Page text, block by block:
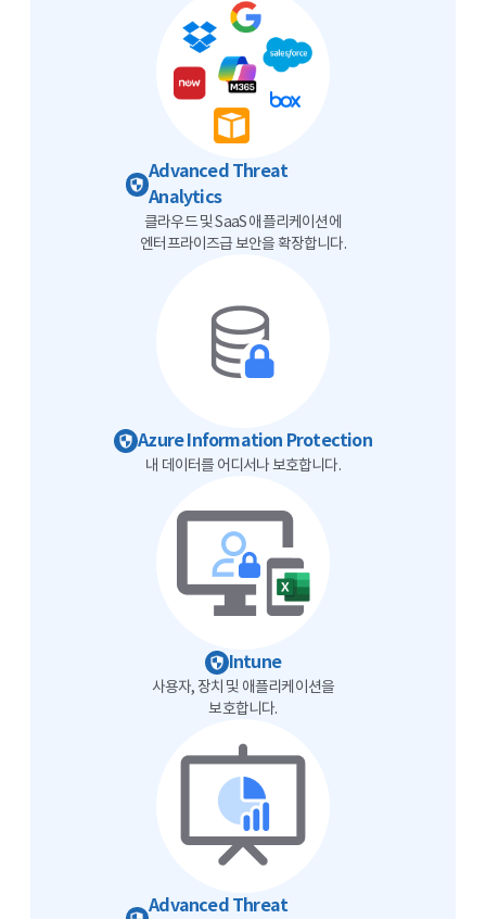
Advanced Threat
Analytics
클라우드 및 SaaS 애플리케이션에
엔터프라이즈급 보안을 확장합니다.
Azure Information Protection
내 데이터를 어디서나 보호합니다.
Intune
사용자, 장치 및 애플리케이션을
보호합니다.
Advanced Threat